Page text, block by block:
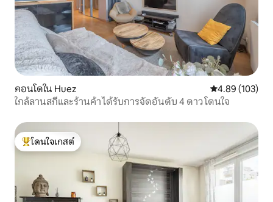
คอนโดใน Huez คะแนนเฉลี่ย
4.89 (103)
ใกล้ลานสกีและร้านค้า ได้รับการจัดอันดับ 4 ดาว โดนใจ
โดนใจเกสต์ที่สุด
โดนใจเกสต์